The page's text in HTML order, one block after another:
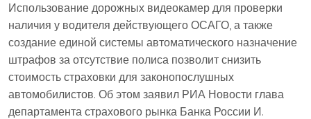
Использование дорожных видеокамер для проверки
наличия у водителя действующего ОСАГО, а также
создание единой системы автоматического назначение
штрафов за отсутствие полиса позволит снизить
стоимость страховки для законопослушных
автомобилистов. Об этом заявил РИА Новости глава
департамента страхового рынка Банка России И.